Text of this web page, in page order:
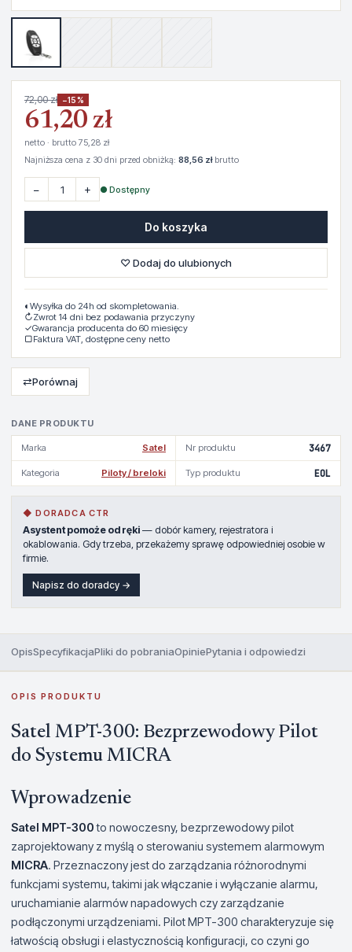
DANE PRODUKTU
Marka Satel Nr produktu 3467
Kategoria Piloty / breloki Typ produktu EOL
◆ DORADCA CTR
Asystent pomoże od ręki — dobór kamery, rejestratora i
okablowania. Gdy trzeba, przekażemy sprawę odpowiedniej osobie w
firmie.
Napisz do doradcy →
72,00 zł −15%
61,20 zł
netto · brutto 75,28 zł
Najniższa cena z 30 dni przed obniżką: 88,56 złbrutto
− + ● Dostępny
Do koszyka
♡ Dodaj do ulubionych
◐ Wysyłka do 24h od skompletowania.
↻Zwrot 14 dni bez podawania przyczyny
✓Gwarancja producenta do 60 miesięcy
▢Faktura VAT, dostępne ceny netto
⇄Porównaj
OpisSpecyfikacjaPliki do pobraniaOpiniePytania i odpowiedzi
OPIS PRODUKTU
Satel MPT-300: Bezprzewodowy Pilot
do Systemu MICRA
Wprowadzenie
Satel MPT-300to nowoczesny, bezprzewodowy pilot
zaprojektowany z myślą o sterowaniu systemem alarmowym
MICRA. Przeznaczony jest do zarządzania różnorodnymi
funkcjami systemu, takimi jak włączanie i wyłączanie alarmu,
uruchamianie alarmów napadowych czy zarządzanie
podłączonymi urządzeniami. Pilot MPT-300 charakteryzuje się
łatwością obsługi i elastycznością konfiguracji, co czyni go